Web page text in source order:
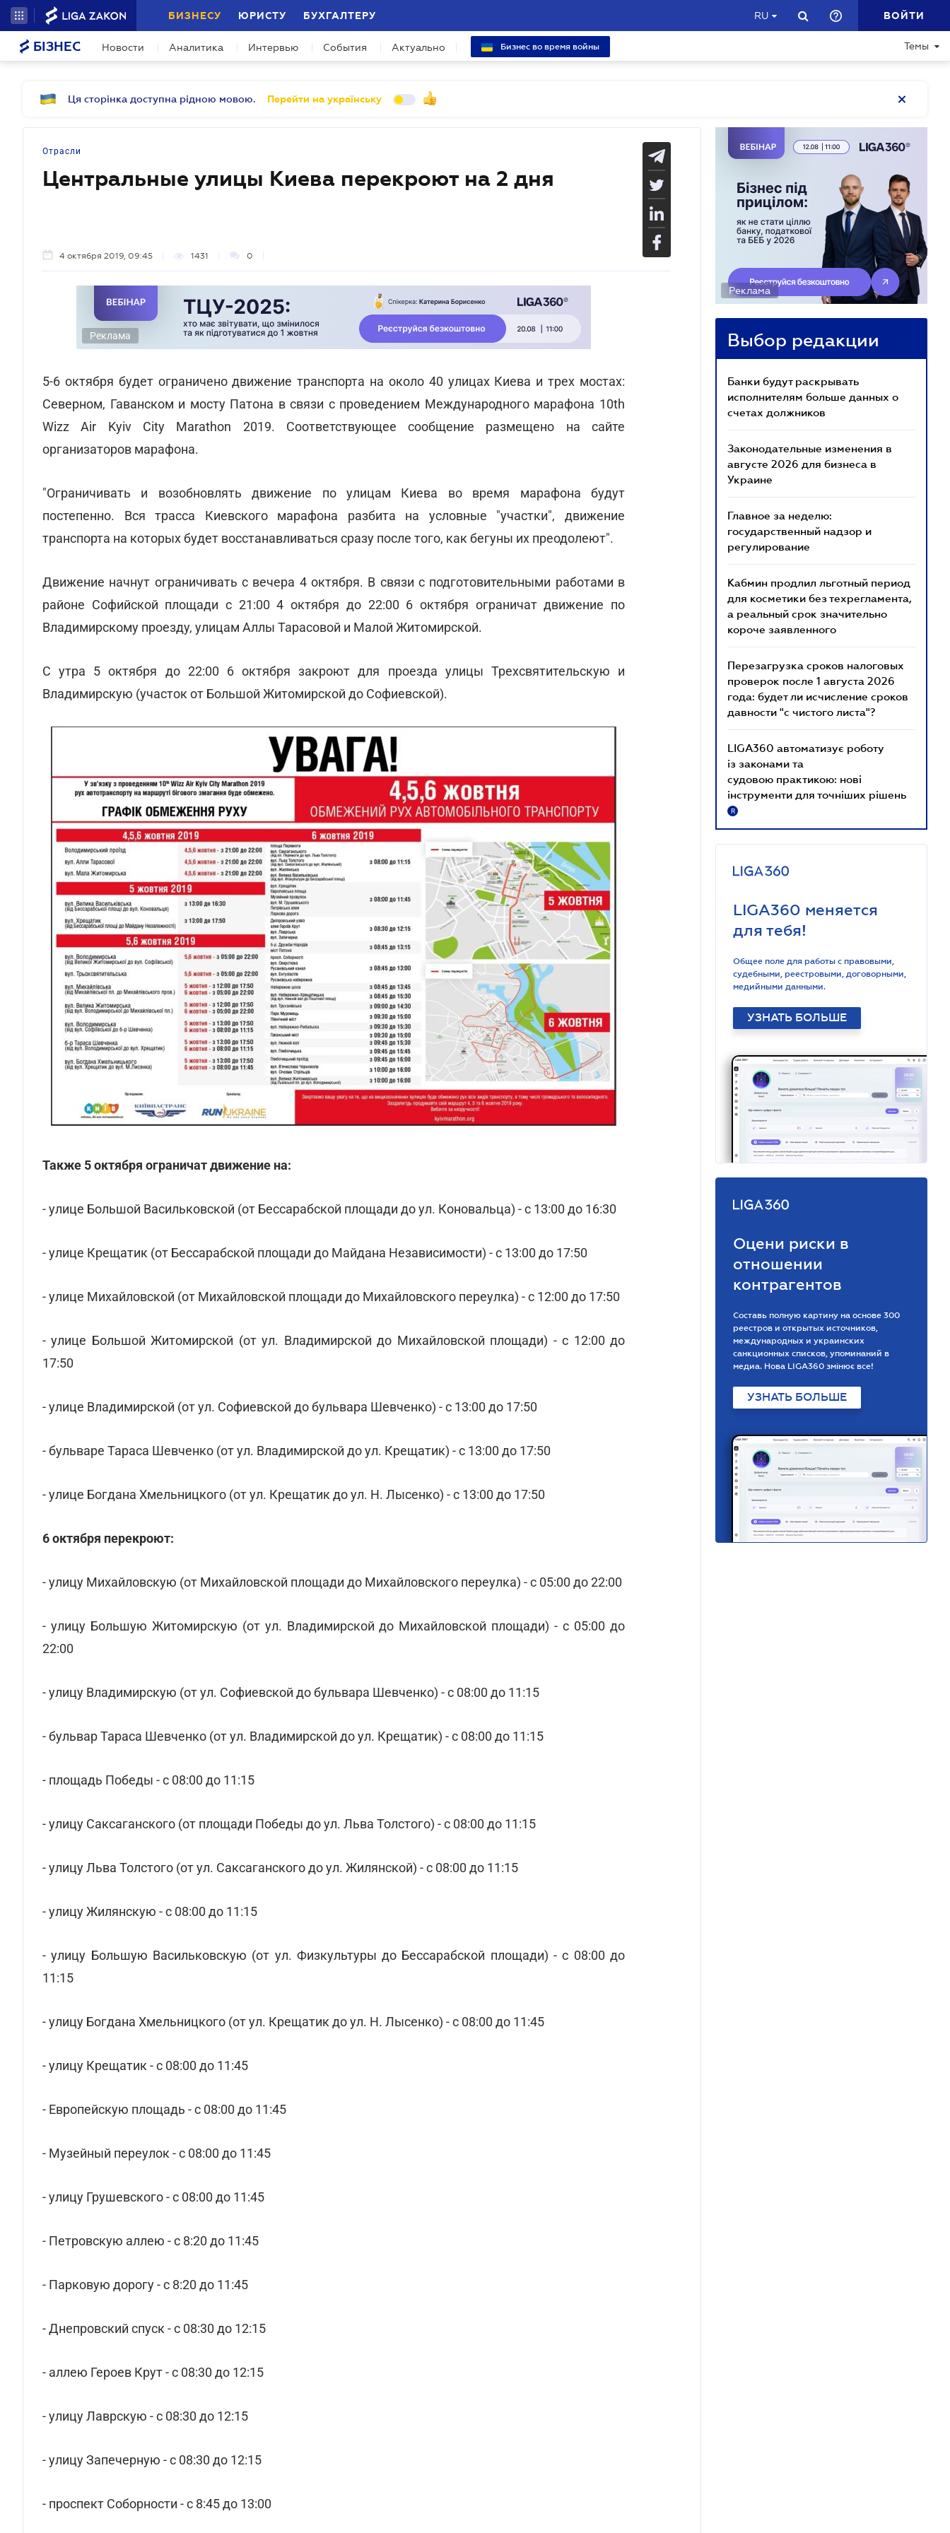
БИЗНЕСУ ЮРИСТУ БУХГАЛТЕРУ RU ВОЙТИ
БІЗНЕС Новости Аналитика Интервью События Актуально Бизнес во время войны Темы
Ця сторінка доступна рідною мовою. Перейти на українську
Отрасли
Центральные улицы Киева перекроют на 2 дня
4 октября 2019, 09:45 1431 0
Реклама
5-6 октября будет ограничено движение транспорта на около 40 улицах Киева и трех мостах:
Северном, Гаванском и мосту Патона в связи с проведением Международного марафона 10th
Wizz Air Kyiv City Marathon 2019. Соответствующее сообщение размещено на сайте
организаторов марафона.
"Ограничивать и возобновлять движение по улицам Киева во время марафона будут
постепенно. Вся трасса Киевского марафона разбита на условные "участки", движение
транспорта на которых будет восстанавливаться сразу после того, как бегуны их преодолеют".
Движение начнут ограничивать с вечера 4 октября. В связи с подготовительными работами в
районе Софийской площади с 21:00 4 октября до 22:00 6 октября ограничат движение по
Владимирскому проезду, улицам Аллы Тарасовой и Малой Житомирской.
С утра 5 октября до 22:00 6 октября закроют для проезда улицы Трехсвятительскую и
Владимирскую (участок от Большой Житомирской до Софиевской).
Также 5 октября ограничат движение на:
- улице Большой Васильковской (от Бессарабской площади до ул. Коновальца) - с 13:00 до 16:30
- улице Крещатик (от Бессарабской площади до Майдана Независимости) - с 13:00 до 17:50
- улице Михайловской (от Михайловской площади до Михайловского переулка) - с 12:00 до 17:50
- улице Большой Житомирской (от ул. Владимирской до Михайловской площади) - с 12:00 до
17:50
- улице Владимирской (от ул. Софиевской до бульвара Шевченко) - с 13:00 до 17:50
- бульваре Тараса Шевченко (от ул. Владимирской до ул. Крещатик) - с 13:00 до 17:50
- улице Богдана Хмельницкого (от ул. Крещатик до ул. Н. Лысенко) - с 13:00 до 17:50
6 октября перекроют:
- улицу Михайловскую (от Михайловской площади до Михайловского переулка) - с 05:00 до 22:00
- улицу Большую Житомирскую (от ул. Владимирской до Михайловской площади) - с 05:00 до
22:00
- улицу Владимирскую (от ул. Софиевской до бульвара Шевченко) - с 08:00 до 11:15
- бульвар Тараса Шевченко (от ул. Владимирской до ул. Крещатик) - с 08:00 до 11:15
- площадь Победы - с 08:00 до 11:15
- улицу Саксаганского (от площади Победы до ул. Льва Толстого) - с 08:00 до 11:15
- улицу Льва Толстого (от ул. Саксаганского до ул. Жилянской) - с 08:00 до 11:15
- улицу Жилянскую - с 08:00 до 11:15
- улицу Большую Васильковскую (от ул. Физкультуры до Бессарабской площади) - с 08:00 до
11:15
- улицу Богдана Хмельницкого (от ул. Крещатик до ул. Н. Лысенко) - с 08:00 до 11:45
- улицу Крещатик - с 08:00 до 11:45
- Европейскую площадь - с 08:00 до 11:45
- Музейный переулок - с 08:00 до 11:45
- улицу Грушевского - с 08:00 до 11:45
- Петровскую аллею - с 8:20 до 11:45
- Парковую дорогу - с 8:20 до 11:45
- Днепровский спуск - с 08:30 до 12:15
- аллею Героев Крут - с 08:30 до 12:15
- улицу Лаврскую - с 08:30 до 12:15
- улицу Запечерную - с 08:30 до 12:15
- проспект Соборности - с 8:45 до 13:00
Реклама
Выбор редакции
Банки будут раскрывать
исполнителям больше данных о
счетах должников
Законодательные изменения в
августе 2026 для бизнеса в
Украине
Главное за неделю:
государственный надзор и
регулирование
Кабмин продлил льготный период
для косметики без техрегламента,
а реальный срок значительно
короче заявленного
Перезагрузка сроков налоговых
проверок после 1 августа 2026
года: будет ли исчисление сроков
давности "с чистого листа"?
LIGA360 автоматизує роботу
із законами та
судовою практикою: нові
інструменти для точніших рішень
R
LIGA360 меняется
для тебя!
Общее поле для работы с правовыми,
судебными, реестровыми, договорными,
медийными данными.
УЗНАТЬ БОЛЬШЕ
Оцени риски в
отношении
контрагентов
Составь полную картину на основе 300
реестров и открытых источников,
международных и украинских
санкционных списков, упоминаний в
медиа. Нова LIGA360 змінює все!
УЗНАТЬ БОЛЬШЕ